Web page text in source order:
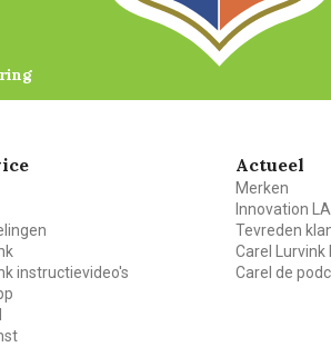
instructievideo's
Actueel
Merken
Innovation
Tevreden
Carel Lurvink
Carel de